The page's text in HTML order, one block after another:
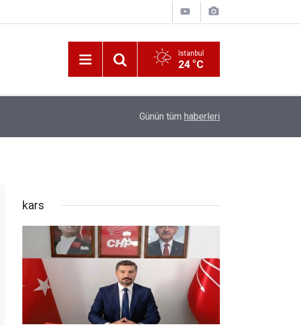
İstanbul
24 °C
Katerina Sarayı ahır saray oldu
Günün tüm haberleri
kars